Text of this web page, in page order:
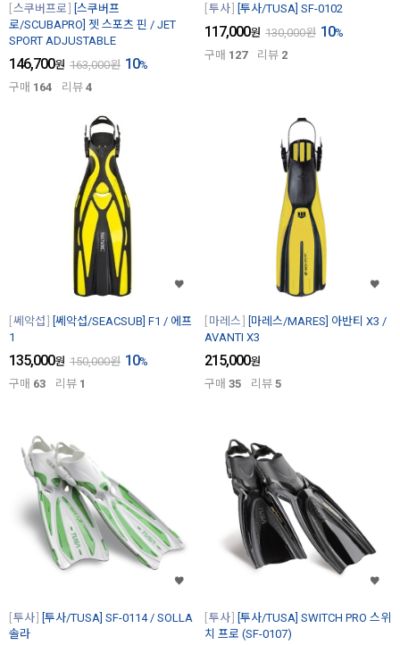
스쿠버프로
[스쿠버프
로/SCUBAPRO] 젯 스포츠 핀 / JET
SPORT ADJUSTABLE
146,700원 163,000원 10%
구매 164 리뷰 4
투사 [투사/TUSA] SF-0102
117,000원 130,000원 10%
구매 127 리뷰 2
쎄악섭
[쎄악섭/SEACSUB] F1 / 에프
1
135,000원 150,000원 10%
구매 63 리뷰 1
마레스
[마레스/MARES] 아반티 X3 /
AVANTI X3
215,000원
구매 35 리뷰 5
투사
[투사/TUSA] SF-0114 / SOLLA
솔라
투사
[투사/TUSA] SWITCH PRO 스위
치 프로 (SF-0107)